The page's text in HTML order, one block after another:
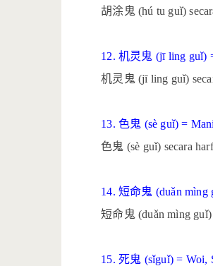
胡涂鬼 (hú tu guǐ)
12. 机灵鬼 (jī ling guǐ)
机灵鬼 (jī ling guǐ)
13. 色鬼 (sè guǐ) =
色鬼 (sè guǐ) secara
14. 短命鬼 (duǎn mìng
短命鬼 (duǎn mìng guǐ)
15. 死鬼 (sǐguǐ) = Woi,